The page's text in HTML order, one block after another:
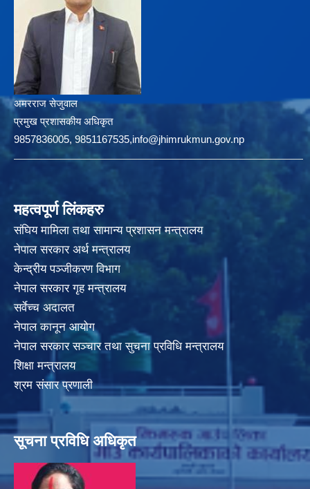
अमरराज सेजुवाल
प्रमुख प्रशासकीय अधिकृत
9857836005, 9851167535,info@jhimrukmun.gov.np
महत्वपूर्ण लिंकहरु
संघिय मामिला तथा सामान्य प्रशासन मन्त्रालय
नेपाल सरकार अर्थ मन्त्रालय
केन्द्रीय पञ्जीकरण विभाग
नेपाल सरकार गृह मन्त्रालय
सर्वेच्च अदालत
नेपाल कानून आयोग
नेपाल सरकार सञ्चार तथा सुचना प्रविधि मन्त्रालय
शिक्षा मन्त्रालय
श्रम संसार प्रणाली
सूचना प्रविधि अधिकृत